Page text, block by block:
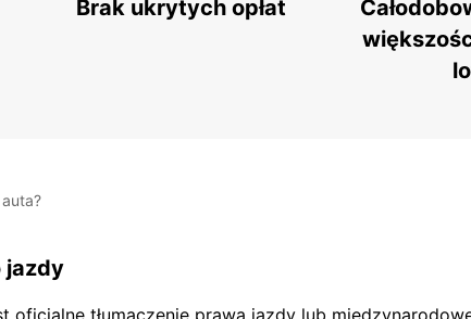
Brak ukrytych opłat
jazdy